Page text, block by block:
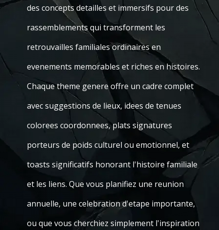
des concepts detailles et immersifs pour des
rassemblements qui transforment les
retrouvailles familiales ordinaires en
evenements memorables et riches en histoires.
Chaque theme genere offre un cadre complet
avec suggestions de lieux, idees de tenues
colorees coordonnees, plats signatures
porteurs de poids culturel ou emotionnel, et
toasts significatifs honorant l'histoire familiale
et les liens. Que vous planifiez une reunion
annuelle, une celebration d'etape importante,
ou que vous cherchiez simplement l'inspiration